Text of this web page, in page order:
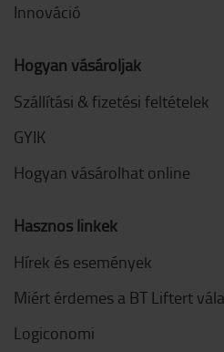
Innováció
Hogyan vásároljak
Szállítási & fizetési feltételek
GYIK
Hogyan vásárolhat online
Hasznos linkek
Hírek és események
Miért érdemes a BT Liftert
Logiconomi